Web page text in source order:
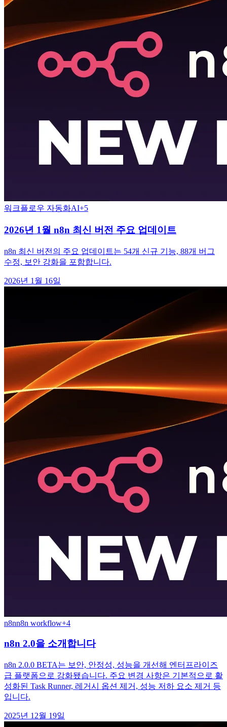
워크플로우 자동화AI+5
2026년 1월 n8n 최신 버전 주요 업데이트
n8n 최신 버전의 주요 업데이트는 54개 신규 기능, 88개 버그
수정, 보안 강화을 포함합니다.
2026년 1월 16일
n8nn8n workflow+4
n8n 2.0을 소개합니다
n8n 2.0.0 BETA는 보안, 안정성, 성능을 개선해 엔터프라이즈
급 플랫폼으로 강화됐습니다. 주요 변경 사항은 기본적으로 활
성화된 Task Runner, 레거시 옵션 제거, 성능 저하 요소 제거 등
입니다.
2025년 12월 19일